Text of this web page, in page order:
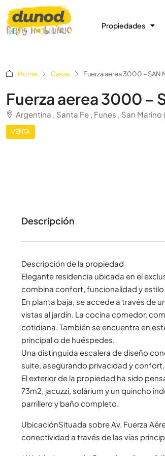
Propiedades
Home Casas Fuerza aerea 3000 – SAN
Fuerza aerea 3000 –
Argentina , Santa Fe , Funes , San Marino
VENTA
Descripción
Descripción de la propiedad
Elegante residencia ubicada en el
combina confort, funcionalidad y
En planta baja, se accede a través de
vistas al jardín. La cocina comedor,
cotidiana. También se encuentra en
principal o de huéspedes.
Una distinguida escalera de diseño
suite, asegurando privacidad y
El exterior de la propiedad ha sido
73m2, jacuzzi, solárium y un quincho
parrillero y baño completo.
UbicaciónSituada sobre Av. Fuerza
conectividad a través de las vías